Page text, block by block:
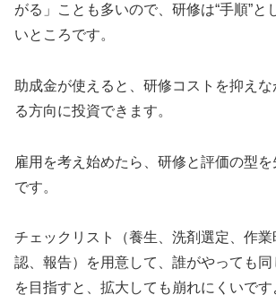
がる」ことも多いので、研修は“手順”と
いところです。
助成金が使えると、研修コストを抑えな
る方向に投資できます。
雇用を考え始めたら、研修と評価の型を
です。
チェックリスト（養生、洗剤選定、作
認、報告）を用意して、誰がやっても
を目指すと、拡大しても崩れにくいです